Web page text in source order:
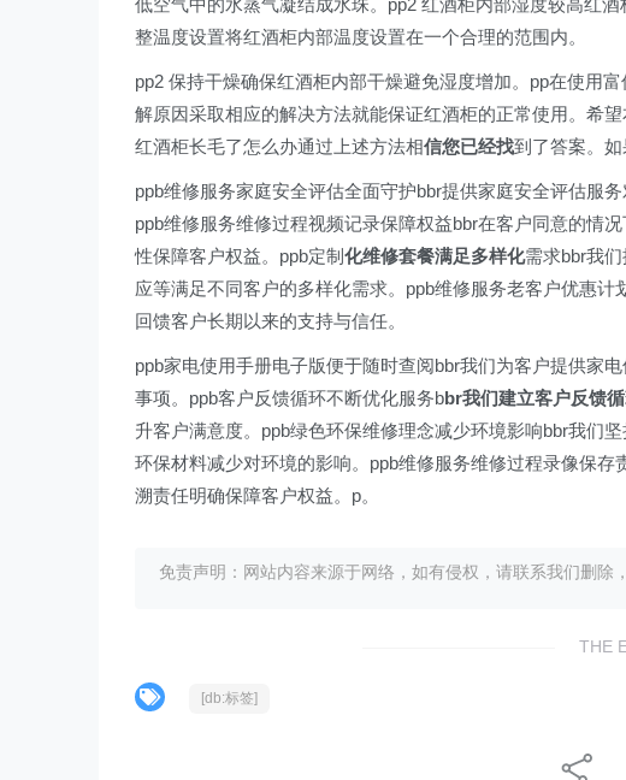
低空气中的水蒸气凝结成水珠。pp2 红酒柜内部湿度较高红
整温度设置将红酒柜内部温度设置在一个合理的范围内。
pp2 保持干燥确保红酒柜内部干燥避免湿度增加。pp在使用
解原因采取相应的解决方法就能保证红酒柜的正常使用。希
红酒柜长毛了怎么办通过上述方法相信您已经找到了答案。如
ppb维修服务家庭安全评估全面守护bbr提供家庭安全评估服
ppb维修服务维修过程视频记录保障权益bbr在客户同意的情
性保障客户权益。ppb定制 化维修套餐满足多样化需求bbr我
应等满足不同客户的多样化需求。ppb维修服务老客户优惠
回馈客户长期以来的支持与信任。
ppb家电使用手册电子版便于随时查阅bbr我们为客户提供家
事项。ppb客户反馈循环不断优化服务bbr我们建立客户反馈循
升客户满意度。ppb绿色环保维修理念减少环境影响bbr我们
环保材料减少对环境的影响。ppb维修服务维修过程录像保
溯责任明确保障客户权益。p。
免责声明：网站内容来源于网络，如有侵权，请联系我们删除
THE
[db:标签]